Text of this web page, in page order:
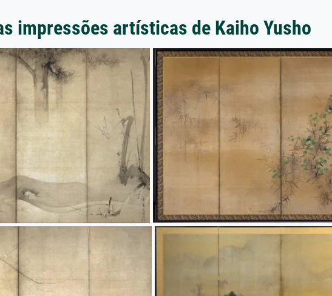
impressões artísticas de Kaiho Yusho